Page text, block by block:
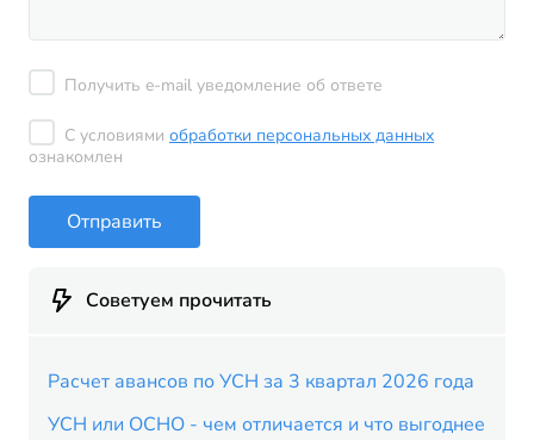
Получить e-mail уведомление об ответе
С условиями обработки персональных данных
ознакомлен
Отправить
Советуем прочитать
Расчет авансов по УСН за 3 квартал 2026 года
УСН или ОСНО - чем отличается и что выгоднее